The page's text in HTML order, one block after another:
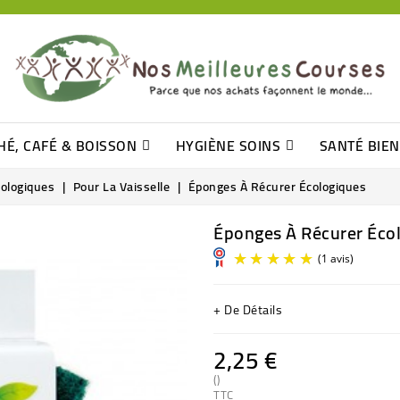
CAFÉ & BOISSON HYGIÈNE SOINS SANTÉ
Pour La Vaisselle
Éponges À Récurer Écologiques
Éponges À Récurer
+ De Détails
2,25 €
()
TTC